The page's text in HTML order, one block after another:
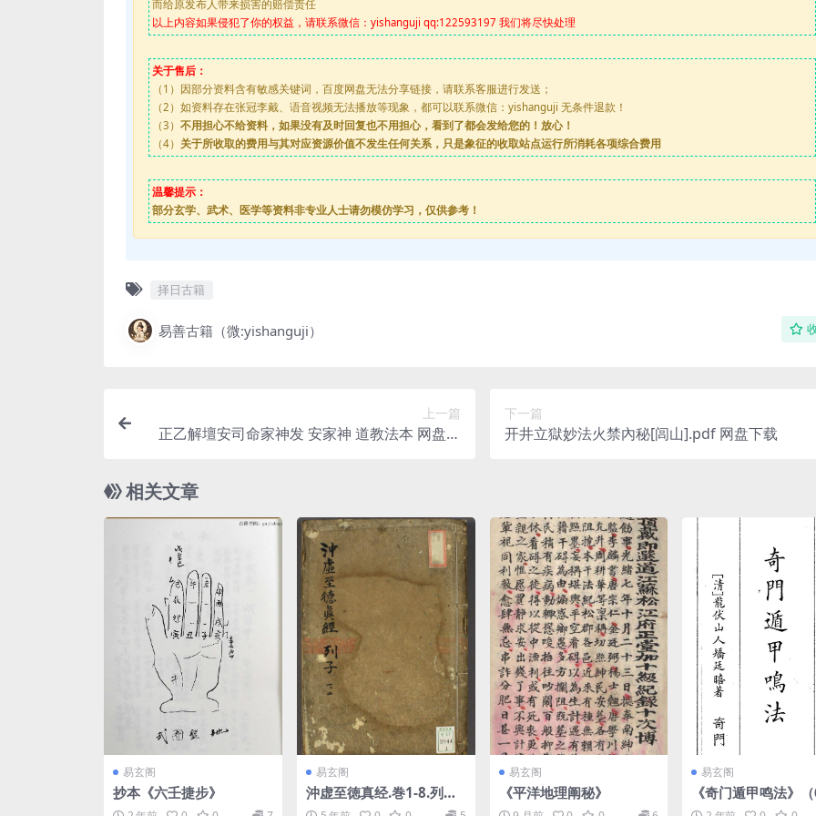
而给原发布人带来损害的赔偿责任
以上内容如果侵犯了你的权益，请联系微信：yishanguji qq:122593197 我们将尽快处理
关于售后：
（1）因部分资料含有敏感关键词，百度网盘无法分享链接，请联系客服进行发送；
（2）如资料存在张冠李戴、语音视频无法播放等现象，都可以联系微信：yishanguji 无条件退款！
（3） 不用担心不给资料，如果没有及时回复也不用担心，看到了都会发给您的！放心！
（4） 关于所收取的费用与其对应资源价值不发生任何关系，只是象征的收取站点运行所消耗各项综合费用
温馨提示：
部分玄学、武术、医学等资料非专业人士请勿模仿学习，仅供参考！
择日古籍
易善古籍（微:yishanguji）
上一篇
正乙解壇安司命家神发 安家神 道教法本 网盘下
下一篇
开井立獄妙法火禁內秘[闾山].pdf 网盘下载
相关文章
易玄阁
抄本《六壬捷步》
易玄阁
沖虚至徳真经.巻1-8.列子.
張湛注.pdf
易玄阁
《平洋地理阐秘》
易玄阁
《奇门遁甲鸣法》
页）